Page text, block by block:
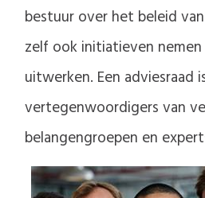
bestuur over het beleid
zelf ook initiatieven
uitwerken. Een adviesraad
vertegenwoordigers van
belangengroepen en